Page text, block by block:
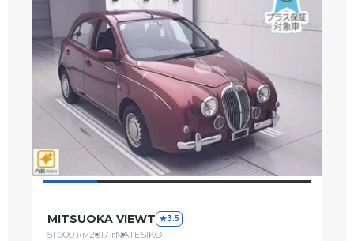
MITSUOKA VIEWT 3.5
51 000 км2017 гNATESIKO